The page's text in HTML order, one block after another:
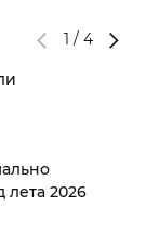
1 / 4
лета 2026